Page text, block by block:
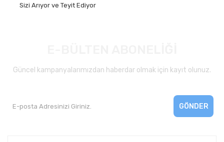
Sizi Arıyor ve Teyit Ediyor
Güncel kampanyalarımızdan haberdar olmak için kayıt olunuz.
GÖNDER